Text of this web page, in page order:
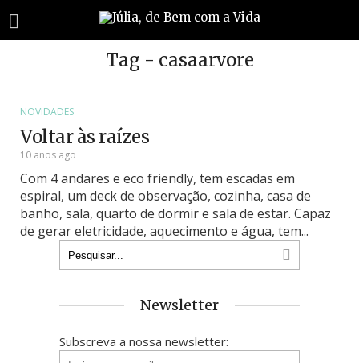
Tag - casaarvore
NOVIDADES
Voltar às raízes
10 anos ago
Com 4 andares e eco friendly, tem escadas em
espiral, um deck de observação, cozinha, casa de
banho, sala, quarto de dormir e sala de estar. Capaz
de gerar eletricidade, aquecimento e água, tem...
Newsletter
Subscreva a nossa newsletter: